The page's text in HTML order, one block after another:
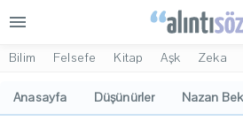
menu
Bilim Felsefe Kitap Aşk Zeka
Anasayfa Düşünürler Nazan